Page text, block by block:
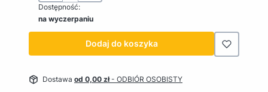
Dostępność:
na wyczerpaniu
Dodaj do koszyka
Dostawa od 0,00 zł- ODBIÓR OSOBISTY